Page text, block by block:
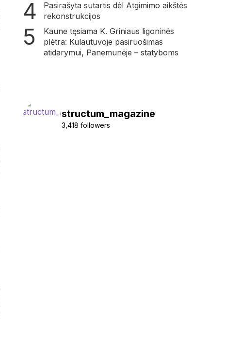
Pasirašyta sutartis dėl Atgimimo aikštės
rekonstrukcijos
Kaune tęsiama K. Griniaus ligoninės
plėtra: Kulautuvoje pasiruošimas
atidarymui, Panemunėje – statyboms
structum_magazine
3,418 followers